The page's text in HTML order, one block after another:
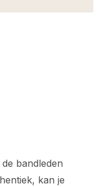
bandleden
kan je